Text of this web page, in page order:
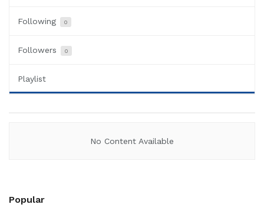
Following 0
Followers 0
Playlist
No Content Available
Popular